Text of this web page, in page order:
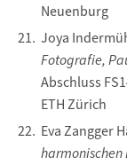
Neuenburg
Joya
Fotografie,
Abschluss
ETH Zürich
Eva Zangger
harmonischen